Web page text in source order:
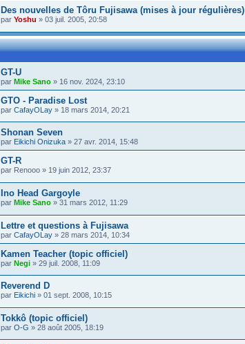
Des nouvelles de Tôru Fujisawa (mises à jour régulières)
par Yoshu » 03 juil. 2005, 20:58
GT-U
par Mike Sano » 16 nov. 2024, 23:10
GTO - Paradise Lost
par CafayOLay » 18 mars 2014, 20:21
Shonan Seven
par Eikichi Onizuka » 27 avr. 2014, 15:48
GT-R
par Renooo » 19 juin 2012, 23:37
Ino Head Gargoyle
par Mike Sano » 31 mars 2012, 11:29
Lettre et questions à Fujisawa
par CafayOLay » 28 mars 2014, 10:34
Kamen Teacher (topic officiel)
par Negi » 29 juil. 2008, 11:09
Reverend D
par Eikichi » 01 sept. 2008, 10:15
Tokkô (topic officiel)
par O-G » 28 août 2005, 18:19